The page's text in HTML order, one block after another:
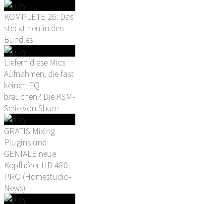
KOMPLETE 26: Das
steckt neu in den
Bundles
Liefern diese Mics
Aufnahmen, die fast
keinen EQ
brauchen? Die KSM-
Serie von Shure
GRATIS Mixing
Plugins und
GENIALE neue
Kopfhörer HD 480
PRO (Homestudio-
News)